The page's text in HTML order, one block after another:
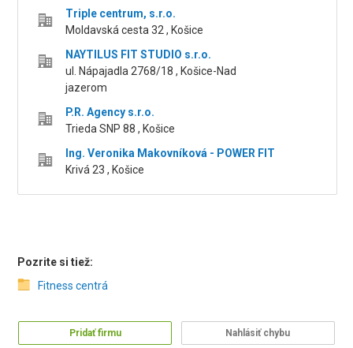
Triple centrum, s.r.o.
Moldavská cesta 32 , Košice
NAYTILUS FIT STUDIO s.r.o.
ul. Nápajadla 2768/18 , Košice-Nad
jazerom
P.R. Agency s.r.o.
Trieda SNP 88 , Košice
Ing. Veronika Makovníková - POWER FIT
Krivá 23 , Košice
Pozrite si tiež:
Fitness centrá
Pridať firmu Nahlásiť chybu